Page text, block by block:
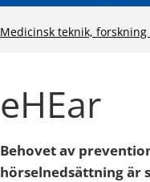
Medicinsk teknik,
eHEar
Behovet av
hörselnedsättning är